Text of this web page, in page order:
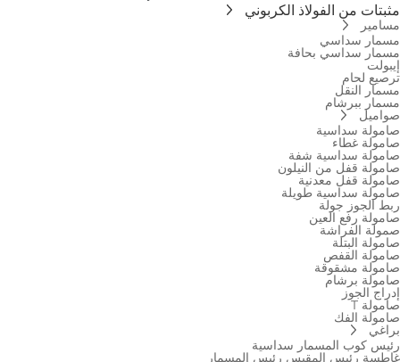
مثبتات من الفولاذ الكربوني
مسامير
مسمار سداسي
مسمار سداسي بحافة
إيبولت
ترصيع لحام
مسمار النقل
مسمار ببرشام
صواميل
صامولة سداسية
صامولة غطاء
صامولة سداسية شفة
صامولة قفل من النيلون
صامولة قفل معدنية
صامولة سداسية طويلة
ربط الجوز جولة
صامولة رفع العين
صمولة الفراشة
صامولة البتلة
صامولة القفص
صامولة مشقوقة
صامولة برشام
إدراج الجوز
صامولة T
صامولة الفك
براغي
رئيس كوب المسمار سداسية
غاطسة رئيس المقبس رئيس المسمار